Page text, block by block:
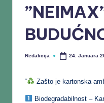
Redakcija 24. Januara
“ Zašto je kartonska
Biodegradabilnost –